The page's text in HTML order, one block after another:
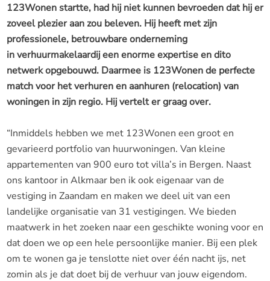
123Wonen startte, had hij niet kunnen bevroeden dat hij er
zoveel plezier aan zou beleven. Hij heeft met zijn
professionele, betrouwbare onderneming
in verhuurmakelaardij een enorme expertise en dito
netwerk opgebouwd. Daarmee is 123Wonen de perfecte
match voor het verhuren en aanhuren (relocation) van
woningen in zijn regio. Hij vertelt er graag over.
“Inmiddels hebben we met 123Wonen een groot en
gevarieerd portfolio van huurwoningen. Van kleine
appartementen van 900 euro tot villa’s in Bergen. Naast
ons kantoor in Alkmaar ben ik ook eigenaar van de
vestiging in Zaandam en maken we deel uit van een
landelijke organisatie van 31 vestigingen. We bieden
maatwerk in het zoeken naar een geschikte woning voor en
dat doen we op een hele persoonlijke manier. Bij een plek
om te wonen ga je tenslotte niet over één nacht ijs, net
zomin als je dat doet bij de verhuur van jouw eigendom.